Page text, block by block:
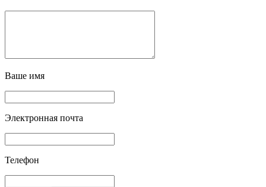
Ваше имя
Электронная почта
Телефон